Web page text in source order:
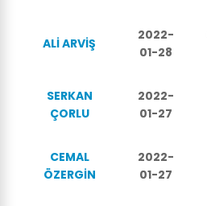
ALİ ARVİŞ
2022-
01-28
SERKAN
ÇORLU
2022-
01-27
CEMAL
ÖZERGİN
2022-
01-27